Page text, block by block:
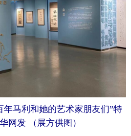
马利和她的艺术家朋友们”特
网发 （展方供图）